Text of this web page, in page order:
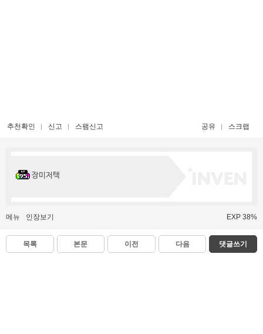
추천확인 신고 스팸신고 공유 스크랩
장미저택
메뉴 인장보기 EXP 38%
목록 본문 이전 다음 댓글쓰기